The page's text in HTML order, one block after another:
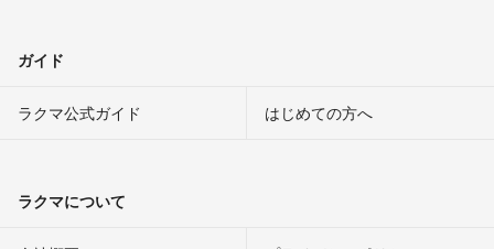
ガイド
ラクマ公式ガイド はじめての方へ
ラクマについて